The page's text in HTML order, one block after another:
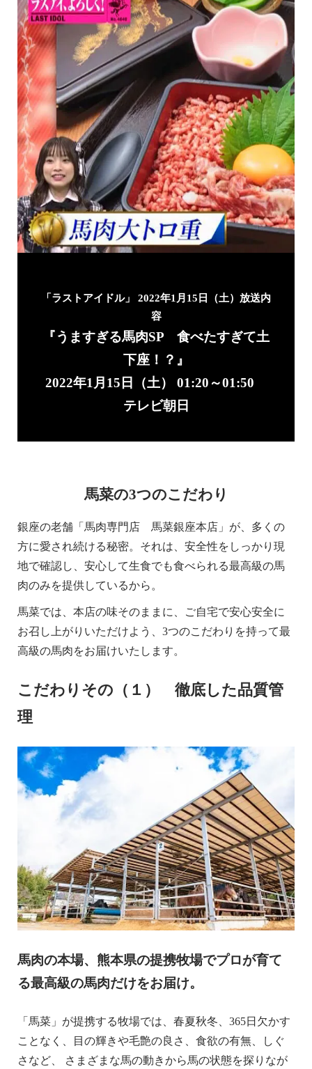
「ラストアイドル」 2022年1月15日（土）放送内
容
『うますぎる馬肉SP 食べたすぎて土
下座！？』
2022年1月15日（土） 01:20～01:50
テレビ朝日
馬菜の3つのこだわり
銀座の老舗「馬肉専門店 馬菜銀座本店」が、多くの
方に愛され続ける秘密。それは、安全性をしっかり現
地で確認し、安心して生食でも食べられる最高級の馬
肉のみを提供しているから。
馬菜では、本店の味そのままに、ご自宅で安心安全に
お召し上がりいただけよう、3つのこだわりを持って最
高級の馬肉をお届けいたします。
こだわりその（１） 徹底した品質管
理
馬肉の本場、熊本県の提携牧場でプロが育て
る最高級の馬肉だけをお届け。
「馬菜」が提携する牧場では、春夏秋冬、365日欠かす
ことなく、目の輝きや毛艶の良さ、食欲の有無、しぐ
さなど、 さまざまな馬の動きから馬の状態を探りなが